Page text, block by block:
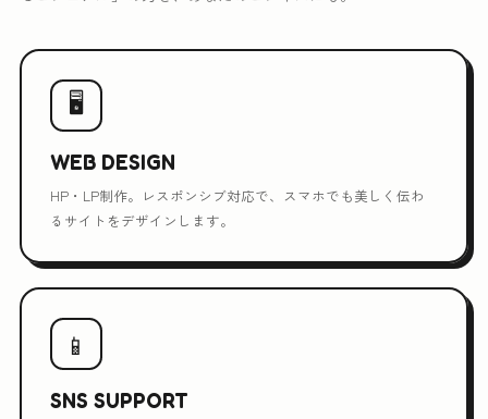
🖥
WEB DESIGN
HP・LP制作。レスポンシブ対応で、スマホでも美しく伝わ
るサイトをデザインします。
📱
SNS SUPPORT